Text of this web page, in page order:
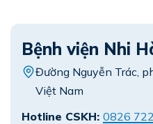
Bệnh viện Nhi
Đường Nguyễn Trác,
Việt Nam
Hotline CSKH: 0826